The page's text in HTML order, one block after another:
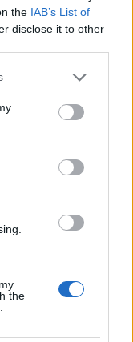
the IAB’s List of
disclose it to other
the
vievät
syyttävät